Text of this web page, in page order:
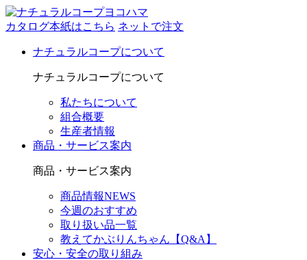
カタログ本紙はこちら ネットで注文
ナチュラルコープについて
ナチュラルコープについて
私たちについて
組合概要
生産者情報
商品・サービス案内
商品・サービス案内
商品情報NEWS
今週のおすすめ
取り扱い品一覧
教えてかぶりんちゃん【Q&A】
安心・安全の取り組み